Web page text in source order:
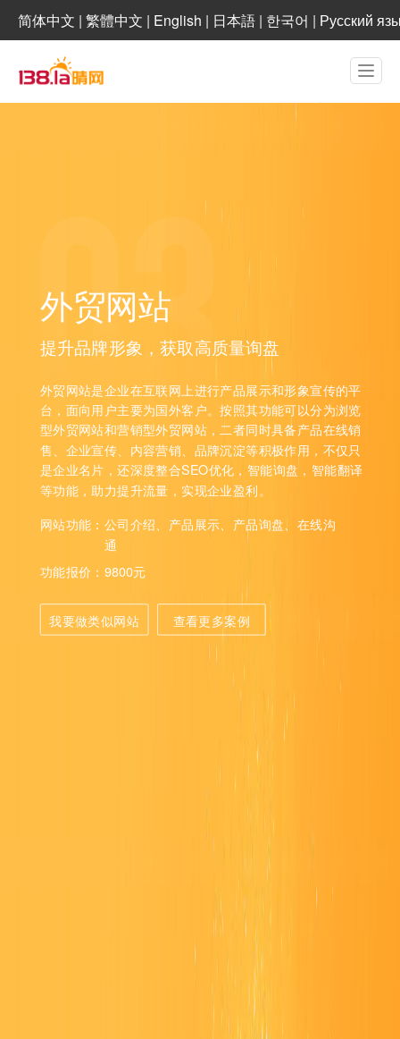
简体中文 | 繁體中文 | English | 日本語 | 한국어 | Русский
外贸网站
提升品牌形象，获取高质量询盘
外贸网站是企业在互联网上进行产品展示和形象宣传的平
台，面向用户主要为国外客户。按照其功能可以分为浏览
型外贸网站和营销型外贸网站，二者同时具备产品在线销
售、企业宣传、内容营销、品牌沉淀等积极作用，不仅只
是企业名片，还深度整合SEO优化，智能询盘，智能翻译
等功能，助力提升流量，实现企业盈利。
网站功能： 公司介绍、产品展示、产品询盘、在线沟
通
功能报价： 9800元
我要做类似网站 查看更多案例